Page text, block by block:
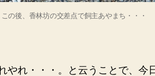
この後、香林坊の交差点で飼主あやまち・・・
やれ・・・。と云うことで、今